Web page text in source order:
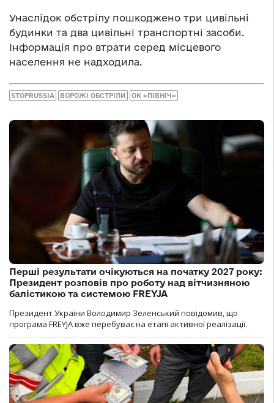
Унаслідок обстрілу пошкоджено три цивільні
будинки та два цивільні транспортні засоби.
Інформація про втрати серед місцевого
населення не надходила.
STOPRUSSIA ВОРОЖІ ОБСТРІЛИ ОК «ПІВНІЧ»
Перші результати очікуються на початку 2027 року:
Президент розповів про роботу над вітчизняною
балістикою та системою FREYJA
Президент України Володимир Зеленський повідомив, що
програма FREYJA вже перебуває на етапі активної реалізації.